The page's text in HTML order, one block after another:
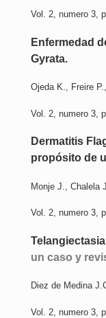
Vol. 2, numero 3,
Enfermedad
Gyrata.
Ojeda K., Freire
Vol. 2, numero 3,
Dermatitis
propósito de
Monje J., Chalela
Vol. 2, numero 3,
un caso y
Diez de Medina
Vol. 2, numero 3,